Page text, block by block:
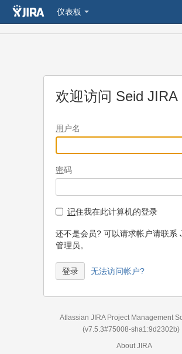
仪表板
欢迎访问 Seid JIRA
用 户名
密码
记住我在此计算机的登录
还不是会员? 可以请求帐户请联系
管理员。
无法访问帐户?
Atlassian JIRA Project Management
(v7.5.3#75008-sha1:9d2302b)
About JIRA